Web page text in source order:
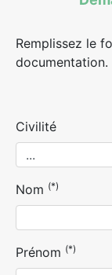
Remplissez le
documentation.
Civilité
Nom (*)
Prénom (*)